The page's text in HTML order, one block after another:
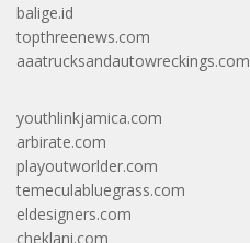
balige.id
topthreenews.com
aaatrucksandautowreckings.com
youthlinkjamica.com
arbirate.com
playoutworlder.com
temeculabluegrass.com
eldesigners.com
cheklani.com